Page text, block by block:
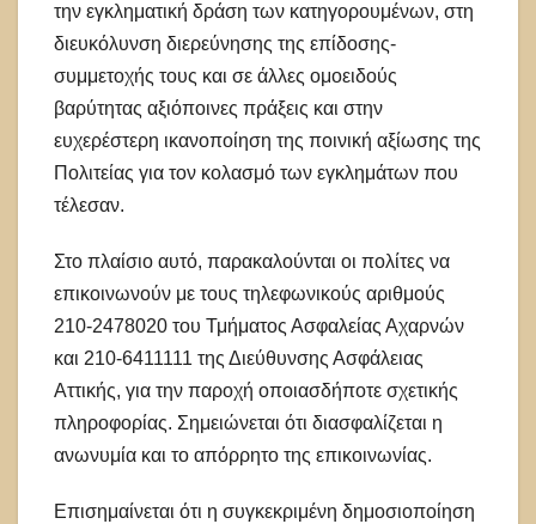
την εγκληματική δράση των κατηγορουμένων, στη
διευκόλυνση διερεύνησης της επίδοσης-
συμμετοχής τους και σε άλλες ομοειδούς
βαρύτητας αξιόποινες πράξεις και στην
ευχερέστερη ικανοποίηση της ποινική αξίωσης της
Πολιτείας για τον κολασμό των εγκλημάτων που
τέλεσαν.
Στο πλαίσιο αυτό, παρακαλούνται οι πολίτες να
επικοινωνούν με τους τηλεφωνικούς αριθμούς
210-2478020 του Τμήματος Ασφαλείας Αχαρνών
και 210-6411111 της Διεύθυνσης Ασφάλειας
Αττικής, για την παροχή οποιασδήποτε σχετικής
πληροφορίας. Σημειώνεται ότι διασφαλίζεται η
ανωνυμία και το απόρρητο της επικοινωνίας.
Επισημαίνεται ότι η συγκεκριμένη δημοσιοποίηση